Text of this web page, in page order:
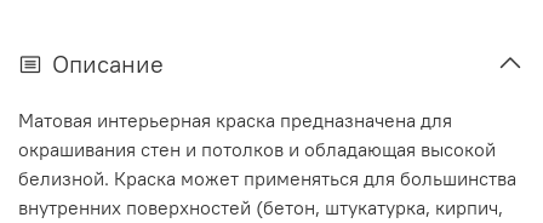
Описание
Матовая интерьерная краска предназначена для
окрашивания стен и потолков и обладающая высокой
белизной. Краска может применяться для большинства
внутренних поверхностей (бетон, штукатурка, кирпич,